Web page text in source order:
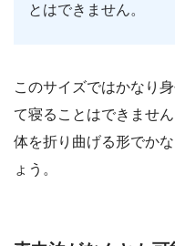
とはできません。
このサイズではかなり
て寝ることはできませ
体を折り曲げる形でか
ょう。